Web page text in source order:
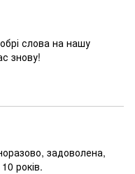
слова на нашу
знову!
задоволена,
років.